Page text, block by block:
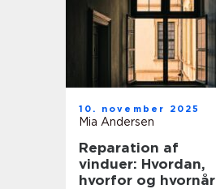
10. november 2025
Mia Andersen
Reparation af
vinduer: Hvordan,
hvorfor og hvornår